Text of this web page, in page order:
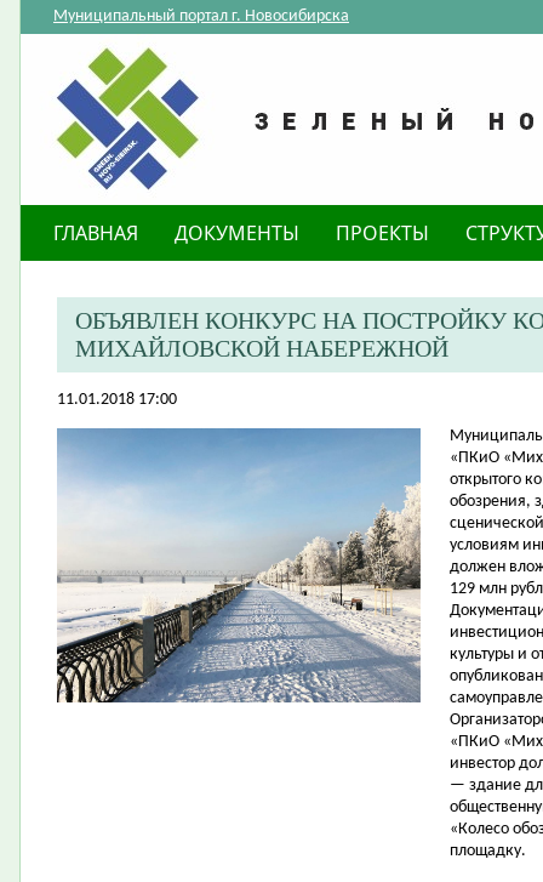
Муниципальный портал г. Новосибирска
ГЛАВНАЯ ДОКУМЕНТЫ ПРОЕКТЫ
ОБЪЯВЛЕН КОНКУРС НА ПОСТРОЙКУ
МИХАЙЛОВСКОЙ НАБЕРЕЖНОЙ
11.01.2018 17:00
«ПКиО
открытого
обозрения,
условиям
должен
129 млн
культуры и
«ПКиО
инвестор
— здание
«Колесо
площадку.